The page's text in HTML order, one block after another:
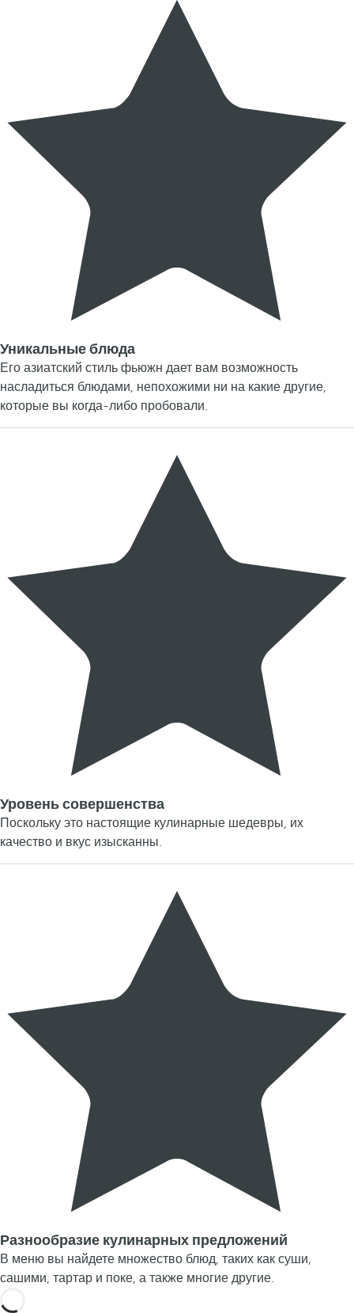
Уникальные блюда
Его азиатский стиль фьюжн дает вам возможность
насладиться блюдами, непохожими ни на какие другие,
которые вы когда-либо пробовали.
Уровень совершенства
Поскольку это настоящие кулинарные шедевры, их
качество и вкус изысканны.
Разнообразие кулинарных предложений
В меню вы найдете множество блюд, таких как суши,
сашими, тартар и поке, а также многие другие.